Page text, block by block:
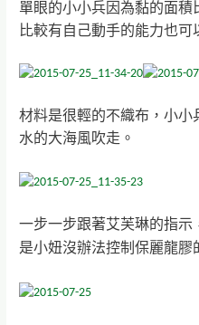
單眼的小小兵因為黏的面
比較有自己動手的能力也可
材料是很輕的不織布，小
水的大海風吹走。
一步一步跟著艾芙琳的指示
是小妞沒辦法控制保麗龍膠